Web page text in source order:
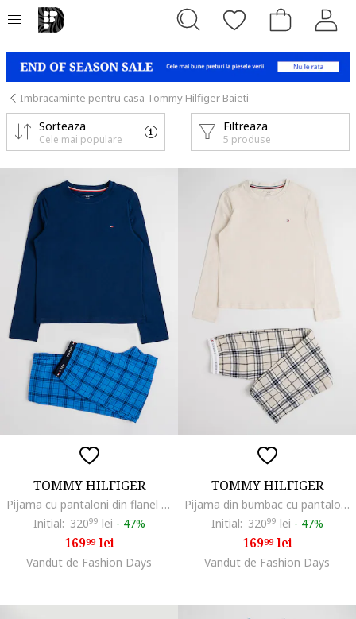
Imbracaminte pentru casa Tommy Hilfiger Baieti
Filtreaza
5 produse
Sorteaza
Cele mai populare
TOMMY HILFIGER
Pijama cu pantaloni din flanel cu model in carouri, Albastru
Initial: 32099 lei - 47%
16999lei
Vandut de Fashion Days
TOMMY HILFIGER
Pijama din bumbac cu pantaloni in carouri, Alb fildes/Negru
Initial: 32099 lei - 47%
16999lei
Vandut de Fashion Days